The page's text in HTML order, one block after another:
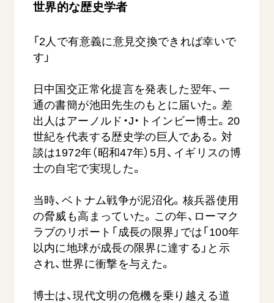
世界的な歴史学者
「2人で有意義に意見交換できれば幸いで
す」
日中国交正常化提言を発表した翌年、一
通の書簡が池田先生のもとに届いた。差
出人はアーノルド・J・トインビー博士。20
世紀を代表する歴史学の巨人である。対
談は1972年（昭和47年）5月、イギリスの博
士の自宅で実現した。
当時、ベトナム戦争が泥沼化。核兵器使用
の脅威も高まっていた。この年、ローマク
ラブのリポート「成長の限界」では「100年
以内に地球が成長の限界に達する」と示
され、世界に衝撃を与えた。
博士は、現代文明の危機を乗り越える道